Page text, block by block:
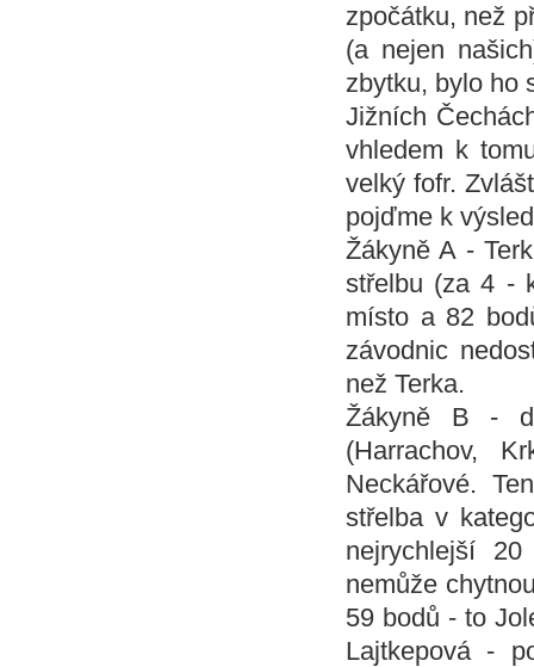
zpočátku, než
(a nejen
zbytku, bylo ho
Jižních
vhledem k
velký fofr.
pojďme k
Žákyně A -
střelbu (za 4 -
místo a 82
závodnic
než Terka.
Žákyně B -
(Harrachov,
Neckářové.
střelba v
nejrychlejší
nemůže
59 bodů - to
Lajtkepová -